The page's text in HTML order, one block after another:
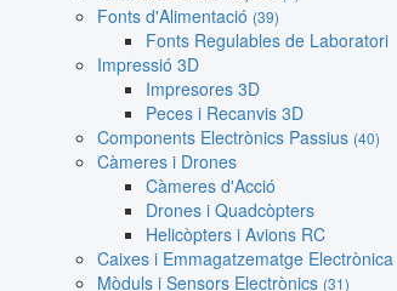
Fonts d'Alimentació (39)
Fonts Regulables de Laboratori
Impressió 3D
Impresores 3D
Peces i Recanvis 3D
Components Electrònics Passius (40)
Càmeres i Drones
Càmeres d'Acció
Drones i Quadcòpters
Helicòpters i Avions RC
Caixes i Emmagatzematge Electrònica
Mòduls i Sensors Electrònics (31)